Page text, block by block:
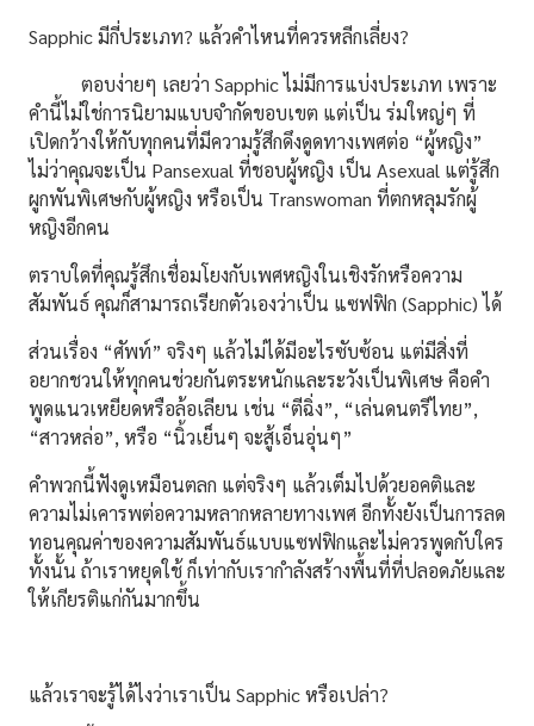
Sapphic มีกี่ประเภท? แล้วคำไหนที่ควรหลีกเลี่ยง?
ตอบง่ายๆ เลยว่า Sapphic ไม่มีการแบ่งประเภท เพราะ
คำนี้ไม่ใช่การนิยามแบบจำกัดขอบเขต แต่เป็น ร่มใหญ่ๆ ที่
เปิดกว้างให้กับทุกคนที่มีความรู้สึกดึงดูดทางเพศต่อ “ผู้หญิง”
ไม่ว่าคุณจะเป็น Pansexual ที่ชอบผู้หญิง เป็น Asexual แต่รู้สึก
ผูกพันพิเศษกับผู้หญิง หรือเป็น Transwoman ที่ตกหลุมรักผู้
หญิงอีกคน
ตราบใดที่คุณรู้สึกเชื่อมโยงกับเพศหญิงในเชิงรักหรือความ
สัมพันธ์ คุณก็สามารถเรียกตัวเองว่าเป็น แซฟฟิก (Sapphic) ได้
ส่วนเรื่อง “ศัพท์” จริงๆ แล้วไม่ได้มีอะไรซับซ้อน แต่มีสิ่งที่
อยากชวนให้ทุกคนช่วยกันตระหนักและระวังเป็นพิเศษ คือคำ
พูดแนวเหยียดหรือล้อเลียน เช่น “ตีฉิ่ง”, “เล่นดนตรีไทย”,
“สาวหล่อ”, หรือ “นิ้วเย็นๆ จะสู้เอ็นอุ่นๆ”
คำพวกนี้ฟังดูเหมือนตลก แต่จริงๆ แล้วเต็มไปด้วยอคติและ
ความไม่เคารพต่อความหลากหลายทางเพศ อีกทั้งยังเป็นการลด
ทอนคุณค่าของความสัมพันธ์แบบแซฟฟิกและไม่ควรพูดกับใคร
ทั้งนั้น ถ้าเราหยุดใช้ ก็เท่ากับเรากำลังสร้างพื้นที่ที่ปลอดภัยและ
ให้เกียรติแก่กันมากขึ้น
แล้วเราจะรู้ได้ไงว่าเราเป็น Sapphic หรือเปล่า?